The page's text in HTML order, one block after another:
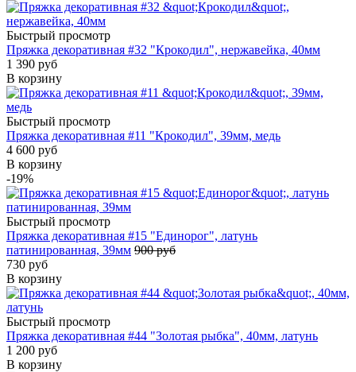
Быстрый просмотр
Пряжка декоративная #32 "Крокодил", нержавейка, 40мм
1 390 руб
В корзину
Быстрый просмотр
Пряжка декоративная #11 "Крокодил", 39мм, медь
4 600 руб
В корзину
-19%
Быстрый просмотр
Пряжка декоративная #15 "Единорог", латунь
патинированная, 39мм 900 руб
730 руб
В корзину
Быстрый просмотр
Пряжка декоративная #44 "Золотая рыбка", 40мм, латунь
1 200 руб
В корзину